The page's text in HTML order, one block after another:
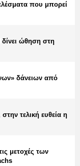
που μπορεί
ώθηση στη
δάνειων από
τελική ευθεία η
μετοχές των